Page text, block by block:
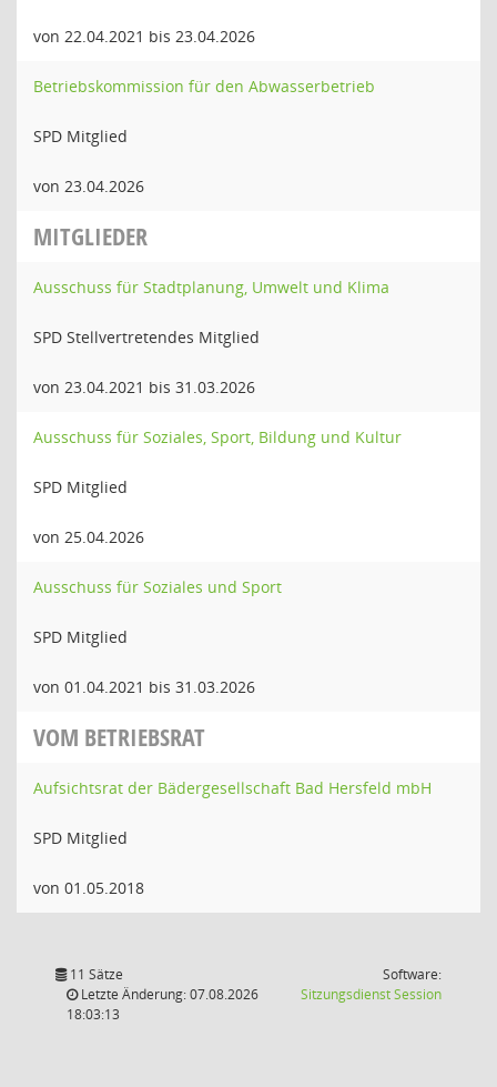
von 22.04.2021 bis 23.04.2026
Betriebskommission für den Abwasserbetrieb
SPD Mitglied
von 23.04.2026
MITGLIEDER
Ausschuss für Stadtplanung, Umwelt und Klima
SPD Stellvertretendes Mitglied
von 23.04.2021 bis 31.03.2026
Ausschuss für Soziales, Sport, Bildung und Kultur
SPD Mitglied
von 25.04.2026
Ausschuss für Soziales und Sport
SPD Mitglied
von 01.04.2021 bis 31.03.2026
VOM BETRIEBSRAT
Aufsichtsrat der Bädergesellschaft Bad Hersfeld mbH
SPD Mitglied
von 01.05.2018
11 Sätze
Letzte Änderung: 07.08.2026
18:03:13
Software:
SitzungsdienstSession(Wird in